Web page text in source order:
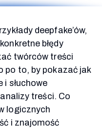
deepfake’ów,
błędy
twórców treści
po to, by pokazać jak
i słuchowe
treści. Co
logicznych
i znajomość